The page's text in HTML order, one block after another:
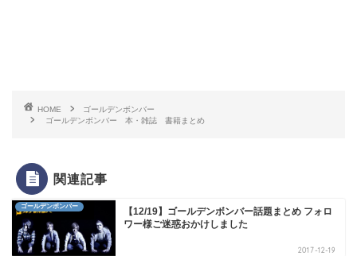
HOME
ゴールデンボンバー
ゴールデンボンバー 本・雑誌 書籍まとめ
関連記事
ゴールデンボンバー
【12/19】ゴールデンボンバー話題まとめ フォロ
ワー様ご迷惑おかけしました
2017-12-19